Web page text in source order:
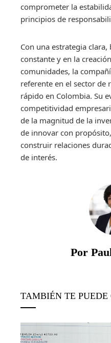
comprometer la
principios de
Con una estrategia
constante y en la
comunidades, la
referente en el sector de
rápido en Colombia. Su
competitividad
de la magnitud de la
de innovar con
construir relaciones
de interés.
Por
TAMBIÉN TE PUEDE